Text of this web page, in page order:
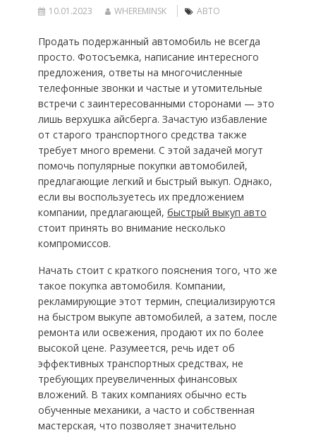
10.01.2023 WHEREMINSK АВТО
Продать подержанный автомобиль не всегда
просто. Фотосъемка, написание интересного
предложения, ответы на многочисленные
телефонные звонки и частые и утомительные
встречи с заинтересованными сторонами — это
лишь верхушка айсберга. Зачастую избавление
от старого транспортного средства также
требует много времени. С этой задачей могут
помочь популярные покупки автомобилей,
предлагающие легкий и быстрый выкуп. Однако,
если вы воспользуетесь их предложением
компании, предлагающей, быстрый выкуп авто
стоит принять во внимание несколько
компромиссов.
Начать стоит с краткого пояснения того, что же
такое покупка автомобиля. Компании,
рекламирующие этот термин, специализируются
на быстром выкупе автомобилей, а затем, после
ремонта или освежения, продают их по более
высокой цене. Разумеется, речь идет об
эффективных транспортных средствах, не
требующих преувеличенных финансовых
вложений. В таких компаниях обычно есть
обученные механики, а часто и собственная
мастерская, что позволяет значительно